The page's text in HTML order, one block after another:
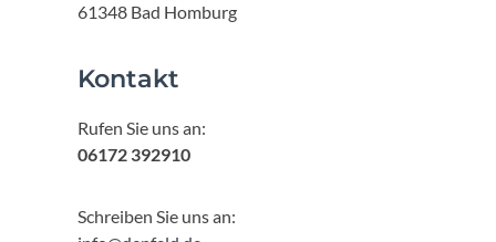
61348 Bad Homburg
Kontakt
Rufen Sie uns an:
06172 392910
Schreiben Sie uns an: